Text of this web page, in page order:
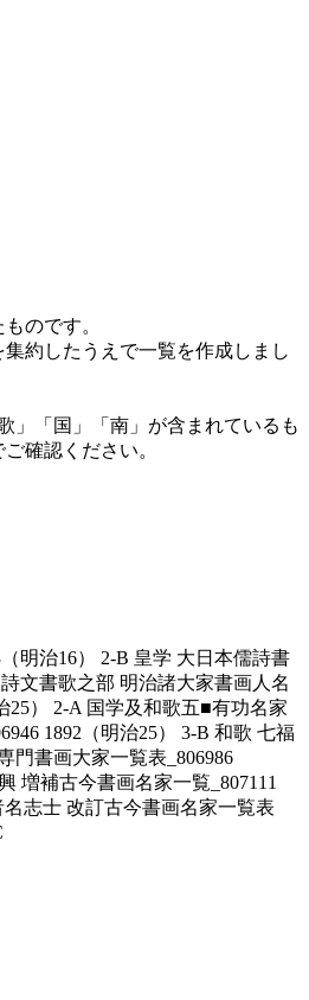
のです。
約したうえで一覧を作成しまし
」「国」「南」が含まれているも
ご確認ください。
明治16） 2-B 皇学 大日本儒詩書
文書歌之部 明治諸大家書画人名
25） 2-A 国学及和歌五■有功名家
1892（明治25） 3-B 和歌 七福
門書画大家一覧表_806986
増補古今書画名家一覧_807111
名志士 改訂古今書画名家一覧表